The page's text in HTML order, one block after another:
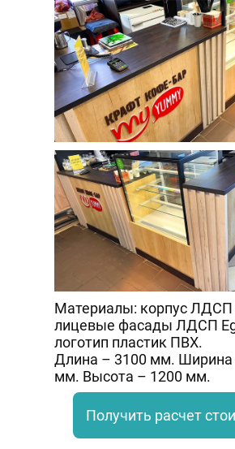
Материалы: корпус ЛДСП
лицевые фасады ЛДСП
логотип пластик ПВХ.
Длина – 3100 мм. Ширина
мм. Высота – 1200 мм.
Получить расчет